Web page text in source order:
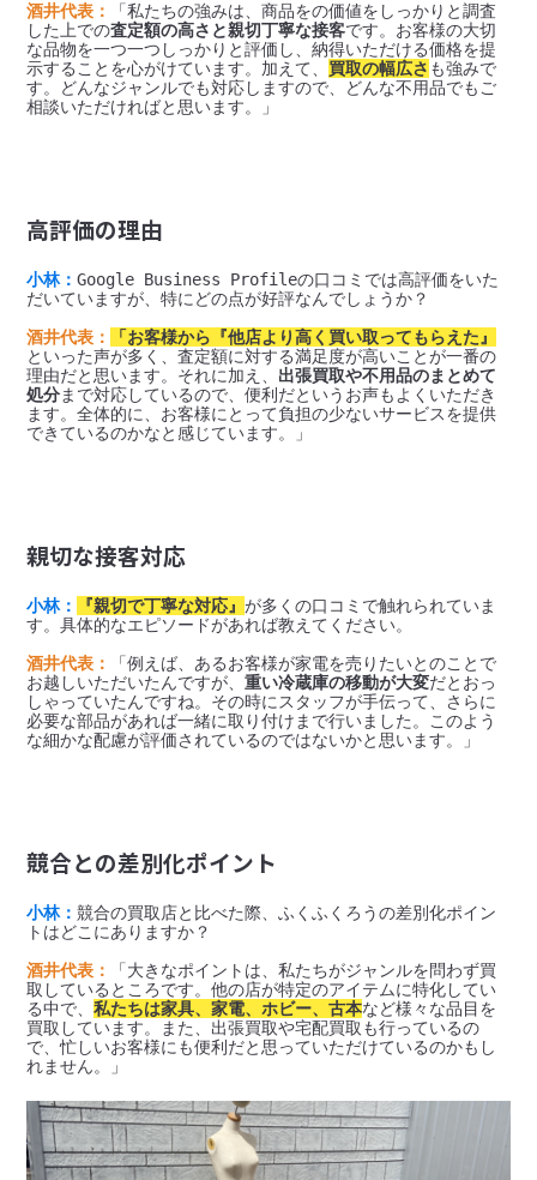
酒井代表：
「私たちの強みは、商品をの価値をしっかりと調査
した上での査定額の高さと親切丁寧な接客です。お客様の大切
な品物を一つ一つしっかりと評価し、納得いただける価格を提
示することを心がけています。加えて、 買取の幅広さ も強みで
す。どんなジャンルでも対応しますので、どんな不用品でもご
高評価の理由
小林：Google Business Profileの口コミでは高評価をいた
だいていますが、特にどの点が好評なんでしょうか？
酒井代表：
「お客様から『他店より高く買い取ってもらえた』
といった声が多く、査定額に対する満足度が高いことが一番の
理由だと思います。それに加え、 出張買取や不用品のまとめて
処分まで対応しているので、便利だというお声もよくいただき
ます。全体的に、お客様にとって負担の少ないサービスを提供
親切な接客対応
小林： 『親切で丁寧な対応』が多くの口コミで触れられていま
す。具体的なエピソードがあれば教えてください。
酒井代表：
「例えば、あるお客様が家電を売りたいとのことで
お越しいただいたんですが、重い冷蔵庫の移動が大変だとおっ
しゃっていたんですね。その時にスタッフが手伝って、さらに
必要な部品があれば一緒に取り付けまで行いました。このよう
競合との差別化ポイント
小林：競合の買取店と比べた際、ふくふくろうの差別化ポイン
トはどこにありますか？
酒井代表：
「大きなポイントは、私たちがジャンルを問わず買
取しているところです。他の店が特定のアイテムに特化してい
る中で、私たちは家具、家電、ホビー、古本など様々な品目を
買取しています。また、出張買取や宅配買取も行っているの
で、忙しいお客様にも便利だと思っていただけているのかもし